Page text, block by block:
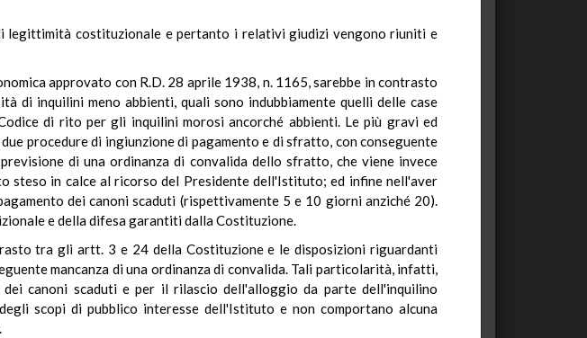
legittimità costituzionale e pertanto i relativi giudizi vengono riuniti e
approvato con R.D. 28 aprile 1938, n. 1165, sarebbe in contrasto
inquilini meno abbienti, quali sono indubbiamente quelli delle case
di rito per gli inquilini morosi ancorché abbienti. Le più gravi ed
procedure di ingiunzione di pagamento e di sfratto, con conseguente
di una ordinanza di convalida dello sfratto, che viene invece
steso in calce al ricorso del Presidente dell'Istituto; ed infine nell'aver
dei canoni scaduti (rispettivamente 5 e 10 giorni anziché 20).
e della difesa garantiti dalla Costituzione.
tra gli artt. 3 e 24 della Costituzione e le disposizioni riguardanti
mancanza di una ordinanza di convalida. Tali particolarità, infatti,
canoni scaduti e per il rilascio dell'alloggio da parte dell'inquilino
scopi di pubblico interesse dell'Istituto e non comportano alcuna